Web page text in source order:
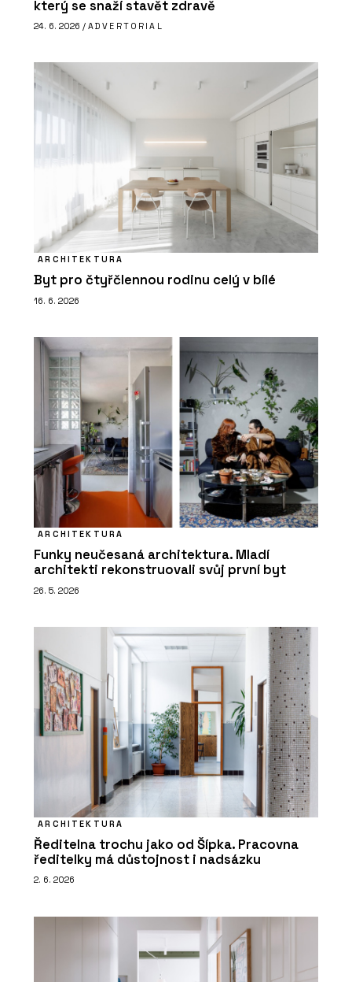
který se snaží stavět zdravě
24. 6. 2026 / ADVERTORIAL
ARCHITEKTURA
Byt pro čtyřčlennou rodinu celý v bílé
16. 6. 2026
ARCHITEKTURA
Funky neučesaná architektura. Mladí
architekti rekonstruovali svůj první byt
26. 5. 2026
ARCHITEKTURA
Ředitelna trochu jako od Šípka. Pracovna
ředitelky má důstojnost i nadsázku
2. 6. 2026